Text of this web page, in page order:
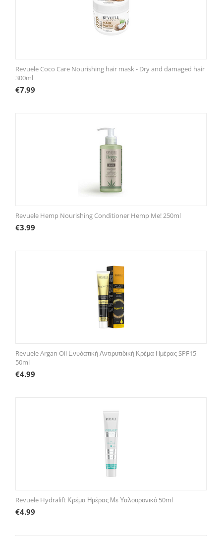
Revuele Coco Care Nourishing hair mask - Dry and damaged hair
300ml
€7.99
Revuele Hemp Nourishing Conditioner Hemp Me! 250ml
€3.99
Revuele Argan Oil Ενυδατική Αντιρυτιδική Κρέμα Ημέρας SPF15
50ml
€4.99
Revuele Hydralift Κρέμα Ημέρας Με Υαλουρονικό 50ml
€4.99